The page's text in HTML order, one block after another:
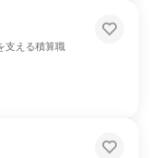
支える積算職